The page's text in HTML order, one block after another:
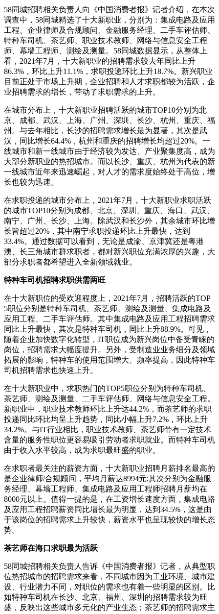
58同城招聘相关负责人向《中国消费者报》记者介绍，在本次
调查中，58同城精选了十大新职业，分别为：集成电路及应用
工程、企业律师及合规顾问、金融服务经理、二手车评估师、
特种车司机、茶艺师、职业技术教师、网络与信息安全工程
师、幕墙工程师、测绘及测量。58同城数据显示，从整体上
看，2021年7月，十大新职业的招聘需求较去年同比上升
86.3%，环比上升11.1%，求职投递环比上升18.7%。新兴职业
目前正处于市场上升期，企业招聘和人才求职都较为活跃，企
业招聘需求的增长，带动了求职需求的上升。
在城市分布上，十大新职业招聘活跃的城市TOP10分别为北
京、成都、武汉、上海、广州、深圳、长沙、杭州、重庆、福
州。与去年相比，长沙的招聘需求增长最为显著，其次是武
汉，同比增长64.4%，杭州和重庆的招聘增长均超过20%。一
线城市和新一线城市由于经济较为发达、产业聚集度高，成为
大部分新职业的热招城市。而以长沙、重庆、杭州为代表的新
一线城市近年来迅速崛起，对人才的需求度始终处于高位，增
长也较为迅速。
在求职投递的城市分布上，2021年7月，十大新职业求职活跃
的城市TOP10分别为成都、北京、深圳、重庆、海口、武汉、
南宁、广州、长沙、上海。除武汉和长沙外，其余城市环比增
长皆超过20%，其中南宁求职投递环比上升最快，达到
33.4%。通过数据可以看到，无论是成渝、京津冀还是粤港
澳、长三角城市群求职者，都对新兴职位充满浓厚的兴趣，大
部分求职者都希望进入全新领域就业。
特种车司机招聘求职供需两旺
在十大新职位的受欢迎程度上，2021年7月，招聘活跃的TOP
5职位分别是特种车司机、茶艺师、测绘及测量、集成电路及
应用工程、二手车评估师。其中集成电路及应用工程招聘需求
同比上升最快，其次是特种车司机，同比上升88.9%。可见，
随着企业加快数字化转型，IT职位成为新兴岗位中备受青睐的
岗位，招聘需求大幅度提升。另外，受制造业业务细分及领域
拓展的影响，特种车的使用范围增大、频率提高，因此特种车
司机招聘需求也快速上升。
在十大新职业中，求职热门的TOP5职位分别为特种车司机、
茶艺师、测绘及测量、二手车评估师、网络与信息安全工程。
新职业中，职业技术教师环比上升达44.2%，而茶艺师的求职
投递同比环比均呈上升趋势，同比小幅上升7.2%，环比上升
34.2%。与IT行业相比，职业技术教师、茶艺师带有一定技术
含量的服务性职位更容易吸引劳动者求职就业。而特种车司机
由于收入水平较高，成为求职最旺盛的职业。
在求职者最关注的薪资方面，十大新职业招聘月薪排名最高的
是企业律师/合规顾问，平均月薪达8994元;其次分别为金融服
务经理、幕墙工程师、集成电路及应用工程师招聘月薪均在
8000元以上。值得一提的是，在工资增长速度方面，集成电路
及应用工程招聘薪资同比增长最为明显，达到34.5%，这是由
于该岗位的招聘需求上升较快，薪资水平也呈现较快的增长态
势。
茶艺师在海口求职最为活跃
58同城招聘相关负责人告诉《中国消费者报》记者，从典型职
位热招城市的招聘需求来看，不同城市因为工业环境、城市建
设、行业潜力不同，对职位的需求也有着一些明显的区别。比
如特种车司机在长沙、北京、福州、深圳的招聘需求较为旺
盛，反映出这些城市多元化的产业生态；茶艺师的招聘需求主